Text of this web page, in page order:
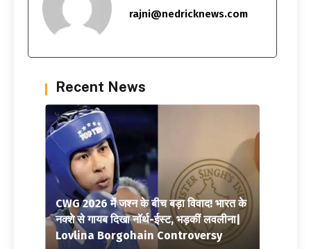
rajni@nedricknews.com
Recent News
CWG 2026 में जश्न के बीच बड़ा विवाद! भारत के
नक्शे से गायब दिखा नॉर्थ-ईस्ट, भड़कीं लवलीना|
Lovlina Borgohain Controversy